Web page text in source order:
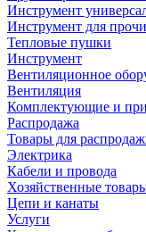
Инструмент
Инструмент для
Тепловые пушки
Инструмент
Вентиляционное
Вентиляция
Комплектующие и
Распродажа
Товары для
Электрика
Кабели и провода
Хозяйственные
Цепи и канаты
Услуги